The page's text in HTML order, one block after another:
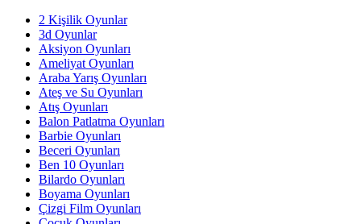
2 Kişilik Oyunlar
3d Oyunlar
Aksiyon Oyunları
Ameliyat Oyunları
Araba Yarış Oyunları
Ateş ve Su Oyunları
Atış Oyunları
Balon Patlatma Oyunları
Barbie Oyunları
Beceri Oyunları
Ben 10 Oyunları
Bilardo Oyunları
Boyama Oyunları
Çizgi Film Oyunları